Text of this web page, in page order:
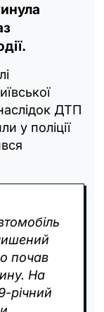
ДТП
у поліції
почав
На
річний